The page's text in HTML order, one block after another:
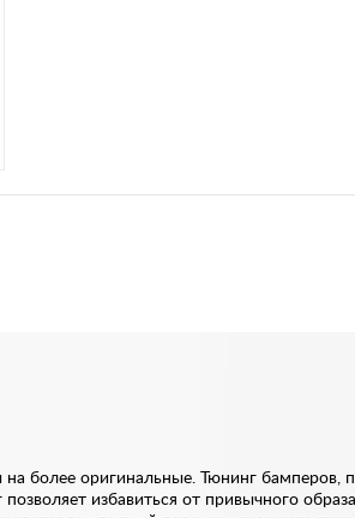
более оригинальные. Тюнинг бамперов,
избавиться от привычного